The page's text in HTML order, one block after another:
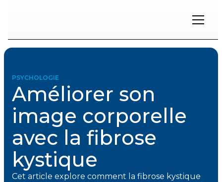
PSYCHOLOGIE
Améliorer son
image corporelle
avec la fibrose
kystique
Cet article explore comment la fibrose kystique
Restons
en
contact
Inscrivez-
vous
à
pour
à
l'affût
des